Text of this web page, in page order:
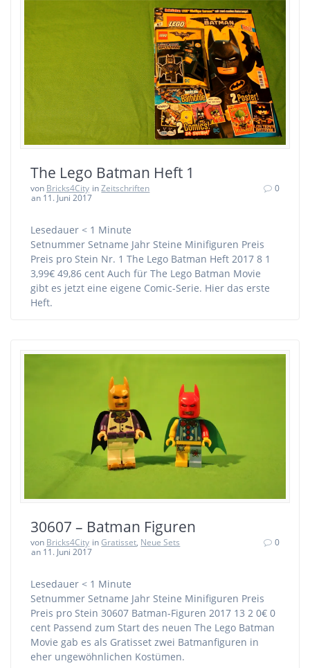
The Lego Batman Heft 1
von Bricks4City inZeitschriften
an 11. Juni 2017
0
Lesedauer < 1 Minute
Setnummer Setname Jahr Steine Minifiguren Preis
Preis pro Stein Nr. 1 The Lego Batman Heft 2017 8 1
3,99€ 49,86 cent Auch für The Lego Batman Movie
gibt es jetzt eine eigene Comic-Serie. Hier das erste
Heft.
30607 – Batman Figuren
von Bricks4City inGratisset, Neue Sets
an 11. Juni 2017
0
Lesedauer < 1 Minute
Setnummer Setname Jahr Steine Minifiguren Preis
Preis pro Stein 30607 Batman-Figuren 2017 13 2 0€ 0
cent Passend zum Start des neuen The Lego Batman
Movie gab es als Gratisset zwei Batmanfiguren in
eher ungewöhnlichen Kostümen.